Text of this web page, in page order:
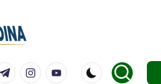
instagram.com
youtube.com